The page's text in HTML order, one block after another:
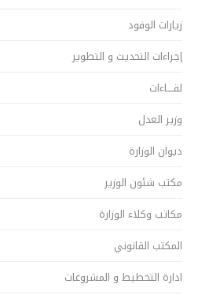
زيارات الوفود
إجراءات التحديث و التطوير
لقــــاءات
وزير العدل
ديوان الوزارة
مكتب شئون الوزير
مكاتب وكلاء الوزارة
المكتب القانوني
ادارة التخطيط و المشروعات